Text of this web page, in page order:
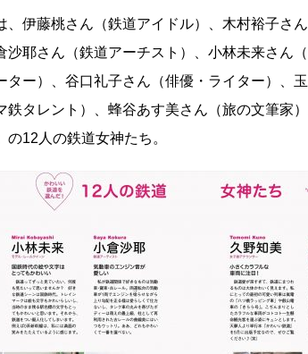
、伊藤桃さん（鉄道アイドル）、木村裕子さ
沙耶さん（鉄道アーチスト）、小林未来さん
ター）、谷口礼子さん（俳優・ライター）、
鉄タレント）、蜂谷あす美さん（旅の文筆家
12人の鉄道女神たち。